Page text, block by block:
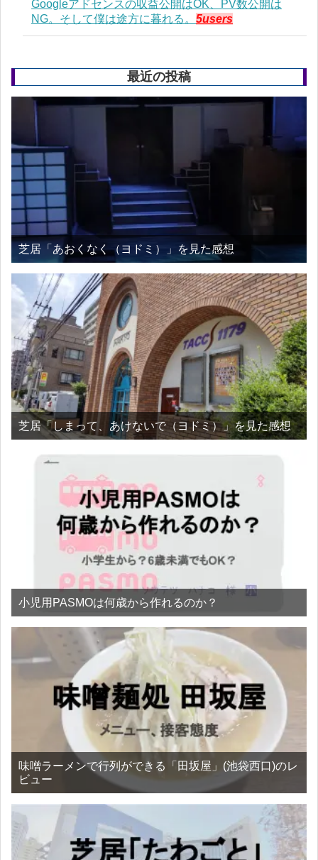
Googleアドセンスの収益公開はOK、PV数公開は
NG。そして僕は途方に暮れる。 5users
最近の投稿
芝居「あおくなく（ヨドミ）」を見た感想
芝居「しまって、あけないで（ヨドミ）」を見た感想
小児用PASMOは何歳から作れるのか？
味噌ラーメンで行列ができる「田坂屋」(池袋西口)のレ
ビュー